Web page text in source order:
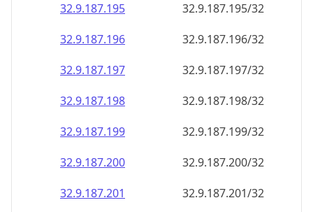
32.9.187.195
32.9.187.195/32
32.9.187.196
32.9.187.196/32
32.9.187.197
32.9.187.197/32
32.9.187.198
32.9.187.198/32
32.9.187.199
32.9.187.199/32
32.9.187.200
32.9.187.200/32
32.9.187.201
32.9.187.201/32